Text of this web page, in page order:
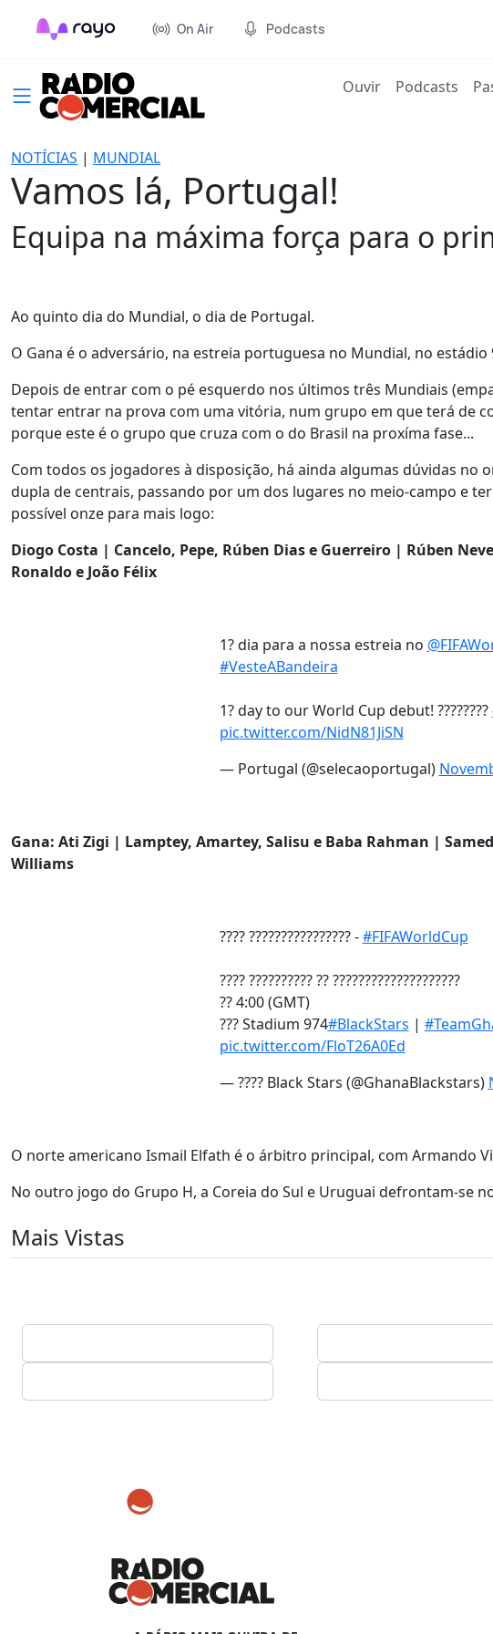
On Air Podcasts
Ouvir(current)
Podcasts
NOTÍCIAS | MUNDIAL
Vamos lá, Portugal!
Equipa na máxima força para o
Ao quinto dia do Mundial, o dia de Portugal.
O Gana é o adversário, na estreia portuguesa no Mundial, no estádio
Depois de entrar com o pé esquerdo nos últimos três Mundiais
tentar entrar na prova com uma vitória, num grupo em que terá de
porque este é o grupo que cruza com o do Brasil na proxíma fase...
Com todos os jogadores à disposição, há ainda algumas dúvidas no
dupla de centrais, passando por um dos lugares no meio-campo e
possível onze para mais logo:
Diogo Costa | Cancelo, Pepe, Rúben Dias e Guerreiro | Rúben
Ronaldo e João Félix
1? dia para a nossa estreia no
#VesteABandeira
1? day to our World Cup debut! ????????
pic.twitter.com/NidN81JiSN
— Portugal (@selecaoportugal)
Gana: Ati Zigi | Lamptey, Amartey, Salisu e Baba Rahman |
Williams
???? ???????????????? -#FIFAWorldCup
???? ?????????? ?? ????????????????????
?? 4:00 (GMT)
??? Stadium 974#BlackStars |
pic.twitter.com/FloT26A0Ed
— ???? Black Stars (@GhanaBlackstars)
O norte americano Ismail Elfath é o árbitro principal, com Armando
No outro jogo do Grupo H, a Coreia do Sul e Uruguai defrontam-se
Mais Vistas